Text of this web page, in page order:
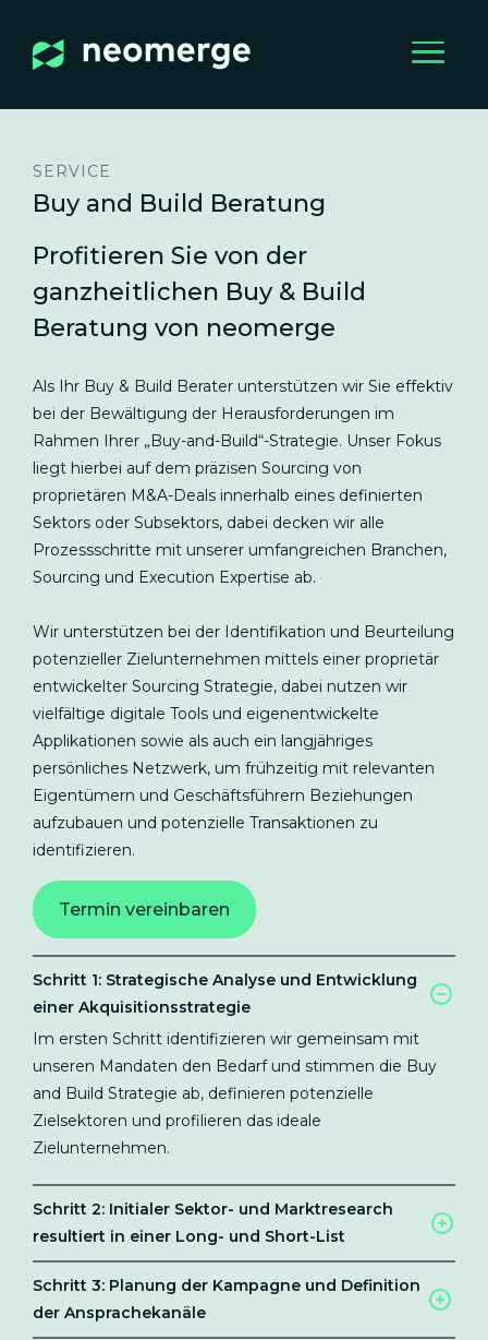
SERVICE
Buy and Build Beratung
Profitieren Sie von der
ganzheitlichen Buy & Build
Beratung von neomerge
Als Ihr Buy & Build Berater unterstützen wir Sie effektiv
bei der Bewältigung der Herausforderungen im
Rahmen Ihrer „Buy-and-Build“-Strategie. Unser Fokus
liegt hierbei auf dem präzisen Sourcing von
proprietären M&A-Deals innerhalb eines definierten
Sektors oder Subsektors, dabei decken wir alle
Prozessschritte mit unserer umfangreichen Branchen,
Sourcing und Execution Expertise ab.
Wir unterstützen bei der Identifikation und Beurteilung
potenzieller Zielunternehmen mittels einer proprietär
entwickelter Sourcing Strategie, dabei nutzen wir
vielfältige digitale Tools und eigenentwickelte
Applikationen sowie als auch ein langjähriges
persönliches Netzwerk, um frühzeitig mit relevanten
Eigentümern und Geschäftsführern Beziehungen
aufzubauen und potenzielle Transaktionen zu
identifizieren.
Termin vereinbaren
Schritt 1: Strategische Analyse und Entwicklung
einer Akquisitionsstrategie
Im ersten Schritt identifizieren wir gemeinsam mit
unseren Mandaten den Bedarf und stimmen die Buy
and Build Strategie ab, definieren potenzielle
Zielsektoren und profilieren das ideale
Zielunternehmen.
Schritt 2: Initialer Sektor- und Marktresearch
resultiert in einer Long- und Short-List
Schritt 3: Planung der Kampagne und Definition
der Ansprachekanäle